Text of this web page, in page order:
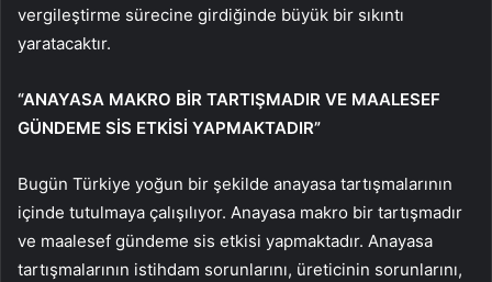
vergileştirme sürecine girdiğinde büyük bir sıkıntı
yaratacaktır.
“ANAYASA MAKRO BİR TARTIŞMADIR VE MAALESEF
GÜNDEME SİS ETKİSİ YAPMAKTADIR”
Bugün Türkiye yoğun bir şekilde anayasa tartışmalarının
içinde tutulmaya çalışılıyor. Anayasa makro bir tartışmadır
ve maalesef gündeme sis etkisi yapmaktadır. Anayasa
tartışmalarının istihdam sorunlarını, üreticinin sorunlarını,